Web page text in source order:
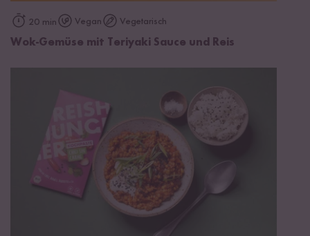
20 min Vegan Vegetarisch
Wok-Gemüse mit Teriyaki Sauce und Reis